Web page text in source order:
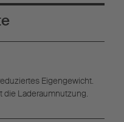
Eigengewicht.
die Lader­aum­nutzung.